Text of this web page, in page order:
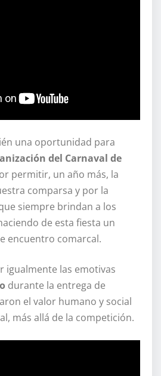
una oportunidad para
del Carnaval de
permitir, un año más, la
comparsa y por la
siempre brindan a los
de esta fiesta un
encuentro comarcal.
igualmente las emotivas
durante la entrega de
el valor humano y social
más allá de la competición.